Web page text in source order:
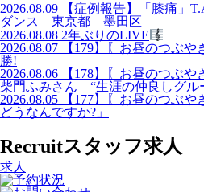
2026.08.09
【症例報告】「膝痛
ダンス 東京都 墨田区
2026.08.08 2年ぶりのLIVE
2026.08.07
【179】〖お昼のつぶ
勝!
2026.08.06
【178】〖お昼のつぶ
柴門ふみさん “生涯の仲良しグル
2026.08.05
【177】〖お昼のつぶ
どうなんですか?」
Recruitスタッフ求人
求人